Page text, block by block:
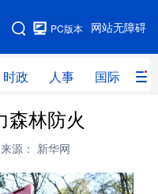
网站无障碍
PC版本
时政 人事 国际 财
时政
网评
全球连线 教育
森林防火
来源： 新华网